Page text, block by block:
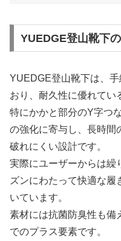
YUEDGE登山靴下
YUEDGE登山靴下は、
おり、耐久性に優れてい
特にかかと部分のY字つ
の強化に寄与し、長時間
破れにくい設計です。
実際にユーザーからは繰
ズンにわたって快適な履
いています。
素材には抗菌防臭性も備
でのプラス要素です。